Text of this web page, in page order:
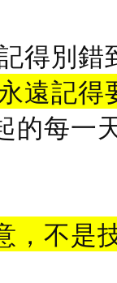
得別錯
遠記得
的每一
，不是